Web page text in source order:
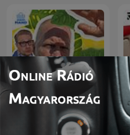
Wat een Week!